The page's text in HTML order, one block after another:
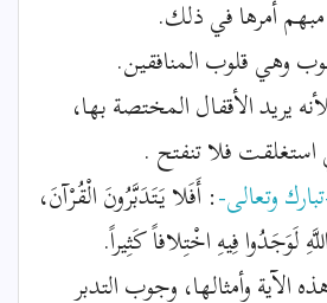
أمرها في ذلك.
وهي قلوب المنافقين.
يريد الأقفال المختصة بها،
استغلقت فلا تنفتح .
وتعالى-: أَفَلا يَتَدَبَّرُونَ الْقُرْآنَ،
لَوَجَدُوا فِيهِ اخْتِلافاً كَثِيراً.
الآية وأمثالها، وجوب التدبر